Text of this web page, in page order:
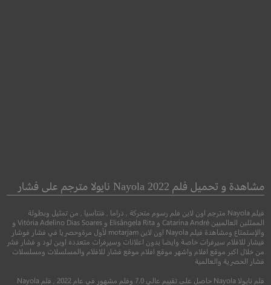
كارنيفكس
رعب●خيال علمي●اثارة
مشاهدة و تحميل فلم Nayola 2022 نايولا مترجم على فشار
فيلم Nayola مترجم اون لاين فلم رسوم متحركة , دراما , فنتاسيا , من تمثيل وبطولة
الممثلين العالميين Catarina André و Elisângela Rita و Vitória Adelino Dias Soares و
والإستمتاع ومشاهدة فيلم Nayola اون لاين motarjam لأول مرةوحصريا في فشار فوشار
فيشار للافلام سيرفرات خاصة وايضا بدون اعلانات وسيرفرات متعدده اوبن لود و فشار فشر
من خلال اكبر موقع افلام واشهر موقع افلام موقع فشار للافلام والمسلسلات ومسلسلات
فشار الحصرية والعالمية
فلم نايولا Nayola حاصل على تقييم عالي 7.0 وفلم مشهور في عام 2022 , فلم Nayola